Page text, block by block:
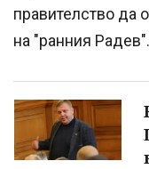
правителство да
на "ранния Радев".